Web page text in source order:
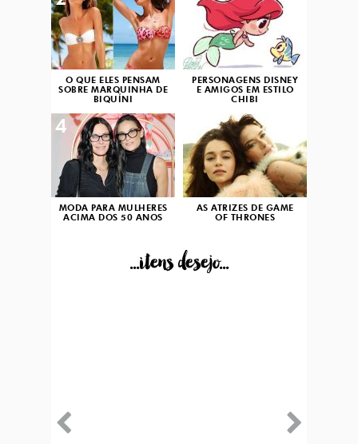
O QUE ELES PENSAM
SOBRE MARQUINHA DE
BIQUÍNI
PERSONAGENS DISNEY
E AMIGOS EM ESTILO
CHIBI
MODA PARA MULHERES
ACIMA DOS 50 ANOS
4
AS ATRIZES DE GAME
OF THRONES
...itens desejo...